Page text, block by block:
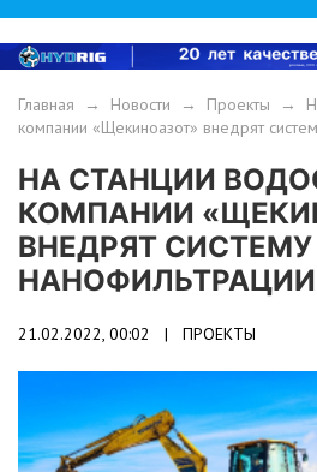
Главная → Новости → Проекты →
компании «Щекиноазот» внедрят
НА СТАНЦИИ
КОМПАНИИ
ВНЕДРЯТ СИСТЕМУ
НАНОФИЛЬТРАЦИИ
21.02.2022, 00:02 | ПРОЕКТЫ